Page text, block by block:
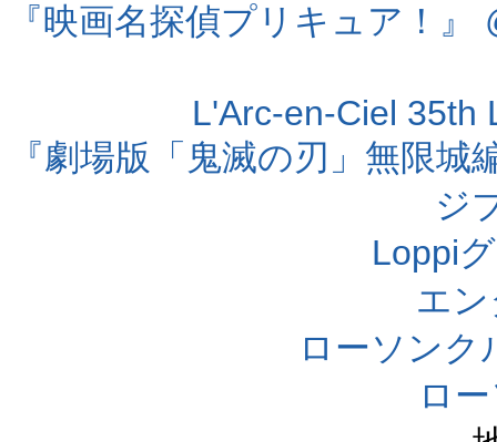
『映画名探偵プリキュア！
L'Arc-en-Ciel 35th
『劇場版「鬼滅の刃」無限
ジ
Loppi
エ
ローソンク
ロ